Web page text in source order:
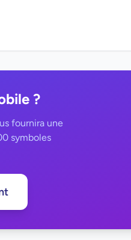
?
fournira une
symboles